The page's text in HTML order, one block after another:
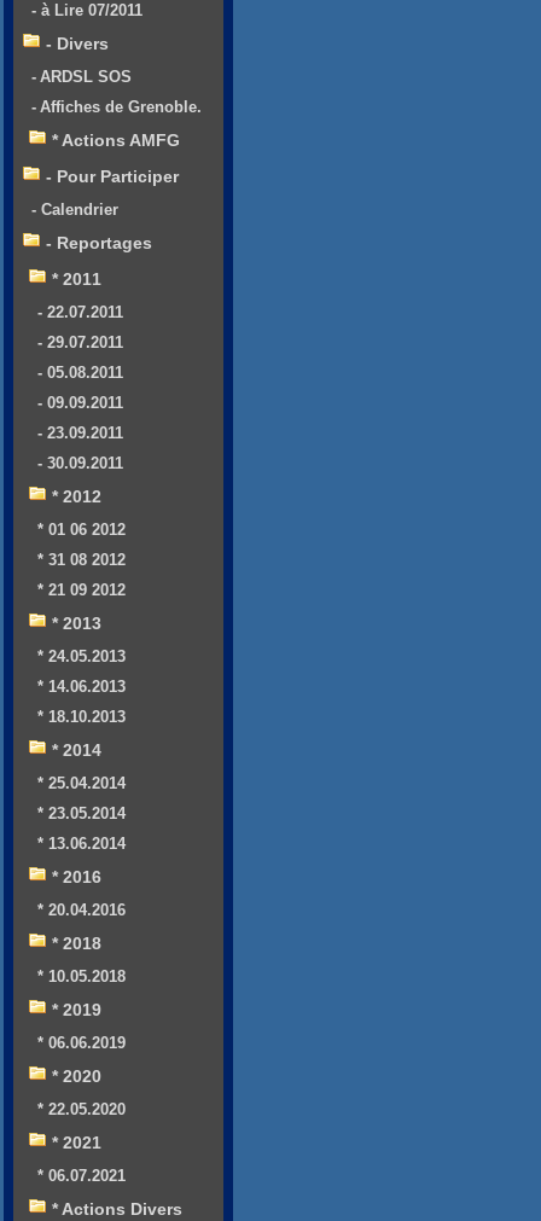
- à Lire 07/2011
- Divers
- ARDSL SOS
- Affiches de Grenoble.
* Actions AMFG
- Pour Participer
- Calendrier
- Reportages
* 2011
- 22.07.2011
- 29.07.2011
- 05.08.2011
- 09.09.2011
- 23.09.2011
- 30.09.2011
* 2012
* 01 06 2012
* 31 08 2012
* 21 09 2012
* 2013
* 24.05.2013
* 14.06.2013
* 18.10.2013
* 2014
* 25.04.2014
* 23.05.2014
* 13.06.2014
* 2016
* 20.04.2016
* 2018
* 10.05.2018
* 2019
* 06.06.2019
* 2020
* 22.05.2020
* 2021
* 06.07.2021
* Actions Divers